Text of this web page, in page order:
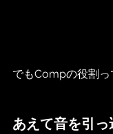
でもCompの役割っ
あえて音を引っ